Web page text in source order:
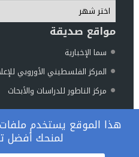
مواقع صديقة
سما الإخبارية
المركز الفلسطيني الأوروبي
مركز الناطور للدراسات والأبحاث
المرصد الوطني فلسطين والعالم©
تصميممجلة
هذا الموقع يستخدم ملفات
لمنحك أفضل